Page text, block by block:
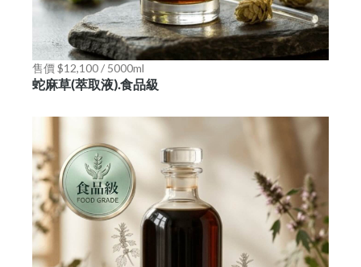
售價 $12,100 / 5000ml
蛇麻草(萃取液).食品級